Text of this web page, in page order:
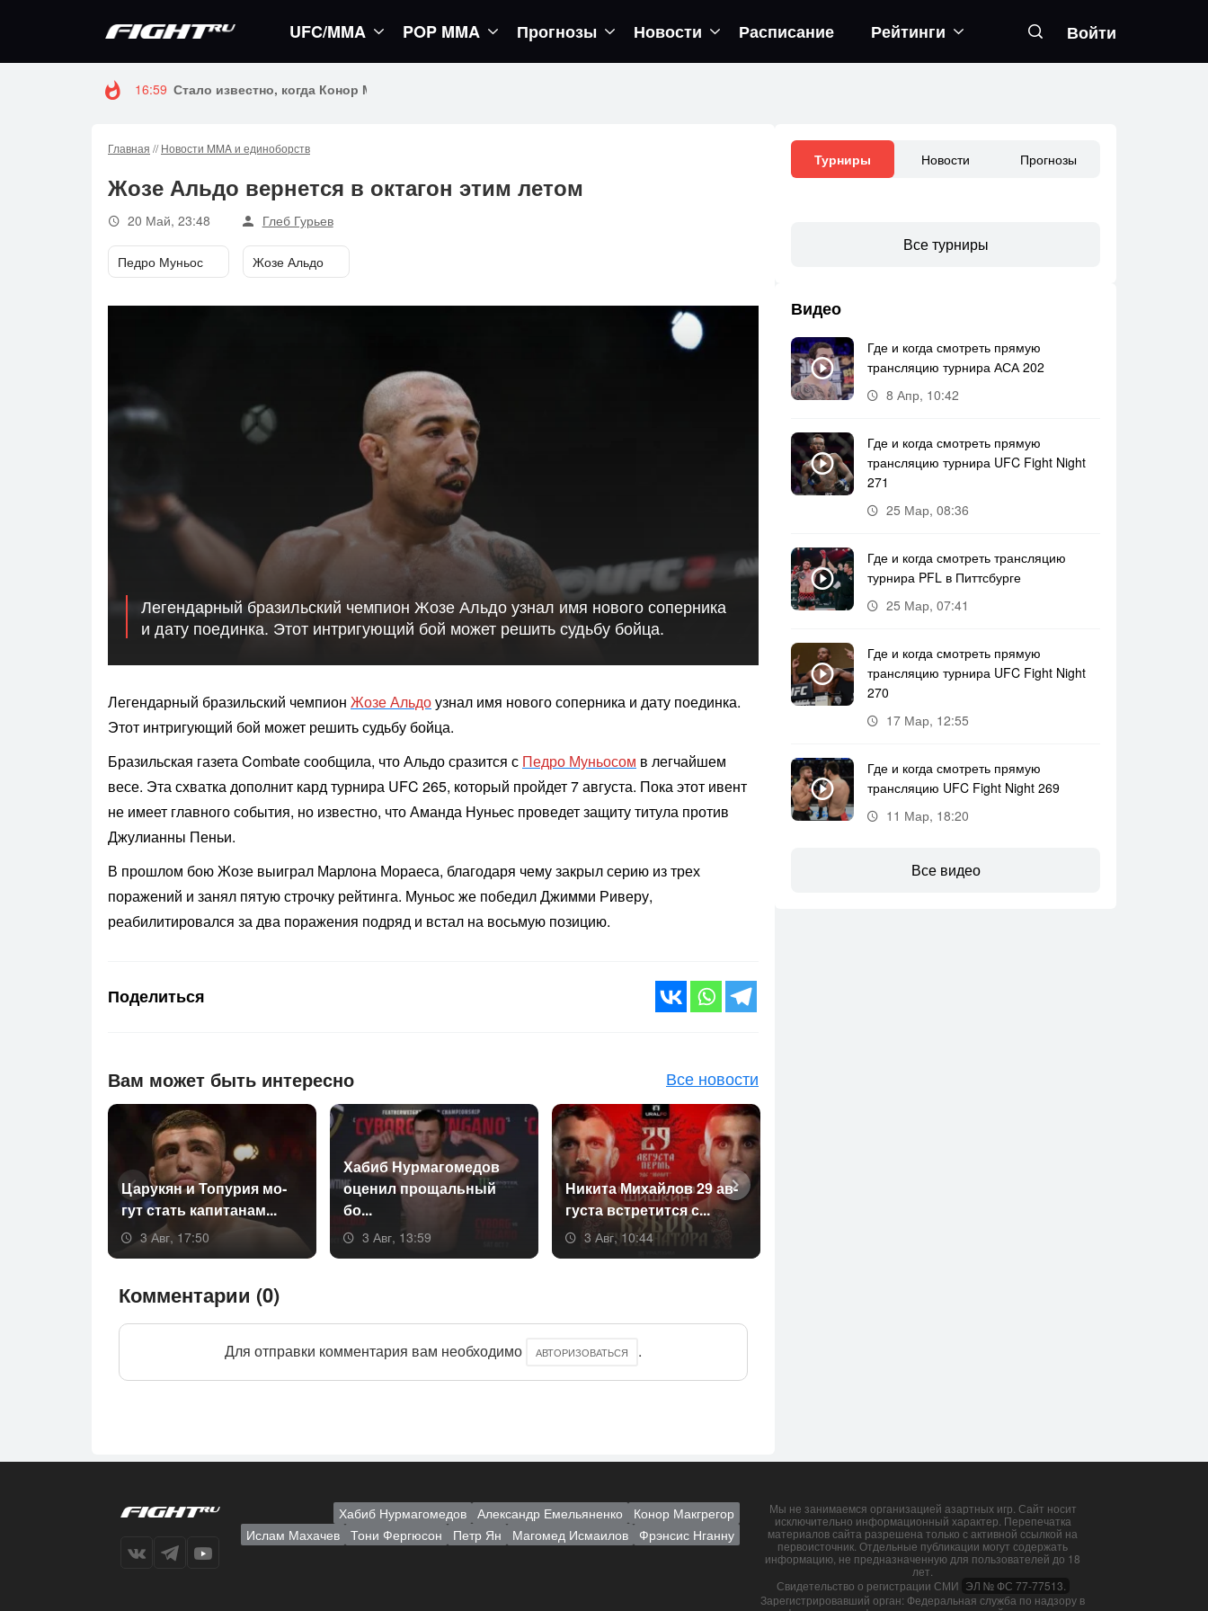
UFC/MMA POP MMA Прогнозы Новости Расписание Рейтинги Войти
16:59 Стало известно, когда Конор Макгрегор вернется в октагон
Главная //Новости MMA и единоборств
Жозе Альдо вернется в октагон этим летом
20 Май, 23:48 Глеб Гурьев
Педро Муньос Жозе Альдо
Легендарный бразильский чемпион Жозе Альдо узнал имя нового соперника
и дату поединка. Этот интригующий бой может решить судьбу бойца.
Легендарный бразильский чемпион Жозе Альдоузнал имя нового соперника и дату поединка.
Этот интригующий бой может решить судьбу бойца.
Бразильская газета Combate сообщила, что Альдо сразится с Педро Муньосом в легчайшем
весе. Эта схватка дополнит кард турнира UFC 265, который пройдет 7 августа. Пока этот ивент
не имеет главного события, но известно, что Аманда Нуньес проведет защиту титула против
Джулианны Пеньи.
В прошлом бою Жозе выиграл Марлона Мораеса, благодаря чему закрыл серию из трех
поражений и занял пятую строчку рейтинга. Муньос же победил Джимми Риверу,
реабилитировался за два поражения подряд и встал на восьмую позицию.
Поделиться
Вам может быть интересно Все новости
Ца­рукян и То­пурия мо­
гут стать ка­пита­нам...
3 Авг, 17:50
Ха­биб Нур­ма­гоме­дов
оце­нил про­щаль­ный
бо...
3 Авг, 13:59
Ни­кита Ми­хай­лов 29 ав­
густа встре­тит­ся с...
3 Авг, 10:44
Комментарии (0)
Для отправки комментария вам необходимо АВТОРИЗОВАТЬСЯ .
Турниры Новости Прогнозы
Все турниры
Видео
Где и когда смотреть прямую
трансляцию турнира АСА 202
8 Апр, 10:42
Где и когда смотреть прямую
трансляцию турнира UFC Fight Night
271
25 Мар, 08:36
Где и когда смотреть трансляцию
турнира PFL в Питтсбурге
25 Мар, 07:41
Где и когда смотреть прямую
трансляцию турнира UFC Fight Night
270
17 Мар, 12:55
Где и когда смотреть прямую
трансляцию UFC Fight Night 269
11 Мар, 18:20
Все видео
Хабиб Нурмагомедов Александр Емельяненко
Конор Макгрегор
Ислам Махачев Тони Фергюсон Петр Ян Магомед Исмаилов Фрэнсис Нганну
Мы не занимаемся организацией азартных игр. Сайт носит
исключительно информационный характер. Перепечатка
материалов сайта разрешена только с активной ссылкой на
первоисточник. Отдельные публикации могут содержать
информацию, не предназначенную для пользователей до 18
лет.
Свидетельство о регистрации СМИ ЭЛ № ФС 77-77513.
Зарегистрировавший орган: Федеральная служба по надзору в